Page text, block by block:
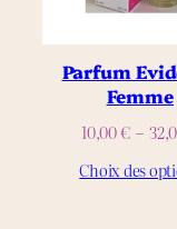
Parfum
Femme
10,00€ –
Choix des